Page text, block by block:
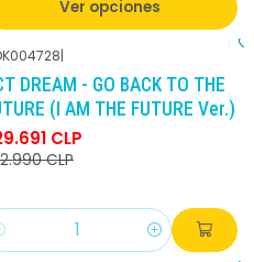
Ver opciones
DCTO
|
DREAM - GO BACK TO THE
(I AM THE FUTURE Ver.)
CLP
CLP